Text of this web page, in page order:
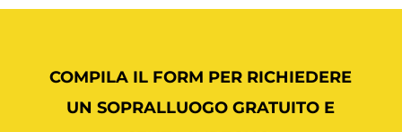
COMPILA IL FORM PER RICHIEDERE
UN SOPRALLUOGO GRATUITO E